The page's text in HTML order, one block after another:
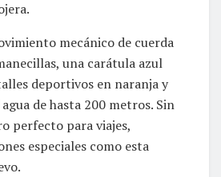
mecánico de cuerda
una carátula azul
deportivos en naranja y
de hasta 200 metros. Sin
perfecto para viajes,
especiales como esta